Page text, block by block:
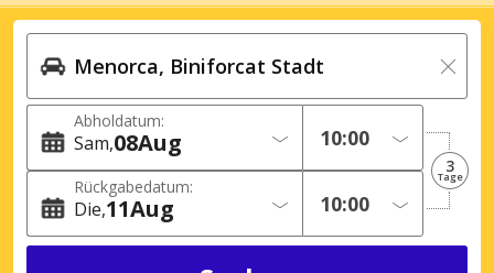
Abholdatum:
Sam 08Aug
Rückgabedatum:
Die 11Aug
3
Tage